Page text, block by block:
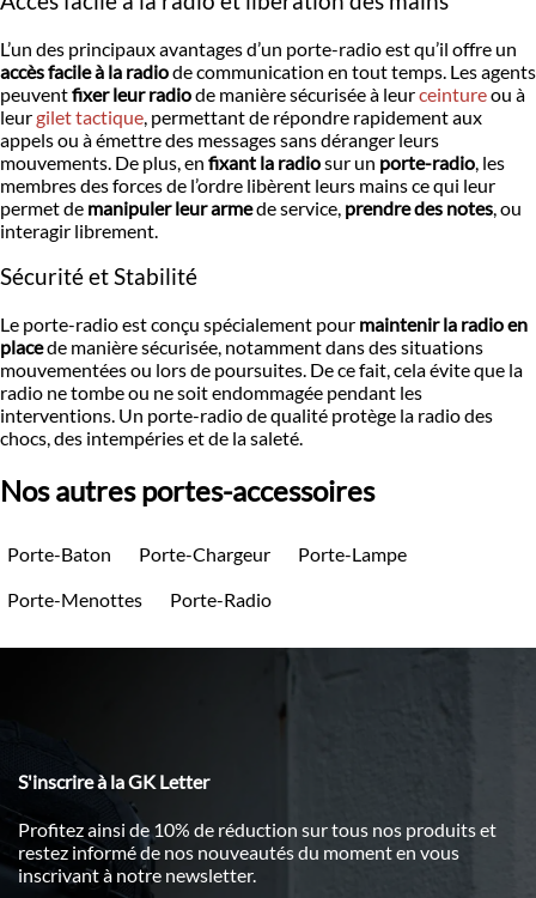
L’un des principaux avantages d’un porte-radio est qu’il offre un
accès facile à la radiode communication en tout temps. Les agents
peuventfixer leur radiode manière sécurisée à leurceintureou à
leurgilet tactique , permettant de répondre rapidement aux
appels ou à émettre des messages sans déranger leurs
mouvements. De plus, en fixant la radiosur un porte-radio , les
membres des forces de l’ordre libèrent leurs mains ce qui leur
permet de manipuler leur armede service, prendre des notes , ou
interagir librement.
Sécurité et Stabilité
Le porte-radio est conçu spécialement pour maintenir la radio en
placede manière sécurisée, notamment dans des situations
mouvementées ou lors de poursuites. De ce fait, cela évite que la
radio ne tombe ou ne soit endommagée pendant les
interventions. Un porte-radio de qualité protège la radio des
chocs, des intempéries et de la saleté.
Nos autres portes-accessoires
Porte-Baton Porte-Chargeur
Porte-Lampe
Porte-Menottes
Porte-Radio
S'inscrire à la GK Letter
Profitez ainsi de 10% de réduction sur tous nos produits et
restez informé de nos nouveautés du moment en vous
inscrivant à notre newsletter.